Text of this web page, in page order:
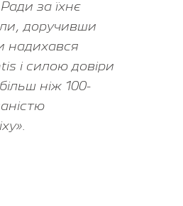
за їхнє
доручивши
надихався
і силою довіри
ніж 100-